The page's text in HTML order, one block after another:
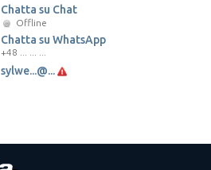
Chatta su Chat
Offline
Chatta su WhatsApp
+48 ... ... ...
sylwe...@...